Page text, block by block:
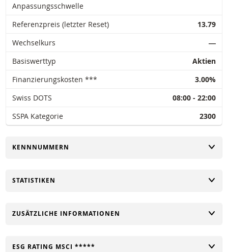
Anpassungsschwelle
Referenzpreis (letzter Reset)
13.79
Wechselkurs
―
Basiswerttyp
Aktien
Finanzierungskosten ***
3.00%
Swiss DOTS
08:00 - 22:00
SSPA Kategorie
2300
UMSCHALTEN
KENNNUMMERN
UMSCHALTEN
STATISTIKEN
UMSCHALTEN
ZUSÄTZLICHE INFORMATIONEN
UMSCHALTEN
ESG RATING MSCI *****